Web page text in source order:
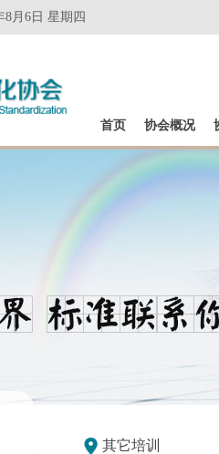
8月6日 星期四
首页 协会概况
其它培训